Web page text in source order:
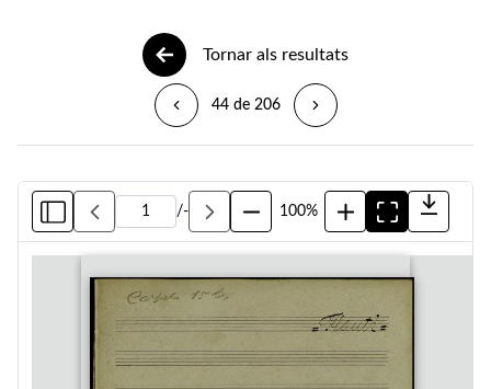
Tornar als resultats
44 de 206
/- 100%